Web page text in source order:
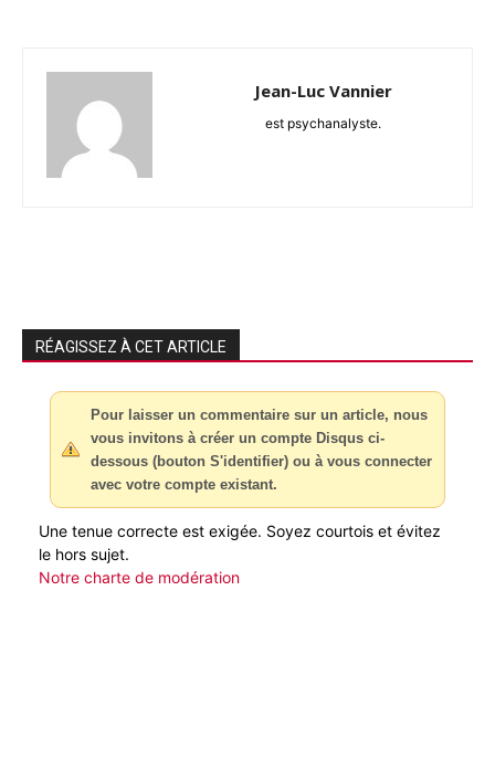
Jean-Luc Vannier
est psychanalyste.
RÉAGISSEZ À CET ARTICLE
Pour laisser un commentaire sur un article, nous
vous invitons à créer un compte Disqus ci-
dessous (bouton S'identifier) ou à vous connecter
avec votre compte existant.
Une tenue correcte est exigée. Soyez courtois et évitez
le hors sujet.
Notre charte de modération